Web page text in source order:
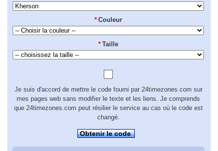
* Couleur
* Taille
Je suis d'accord de mettre le code fourni par 24timezones.com sur
mes pages web sans modifier le texte et les liens. Je comprends
que 24timezones.com peut résilier le service au cas où le code est
changé.
Obtenir le code